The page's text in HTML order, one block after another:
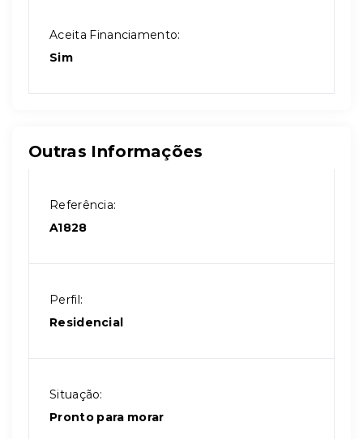
Aceita Financiamento:
Sim
Outras Informações
Referência:
A1828
Perfil:
Residencial
Situação:
Pronto para morar